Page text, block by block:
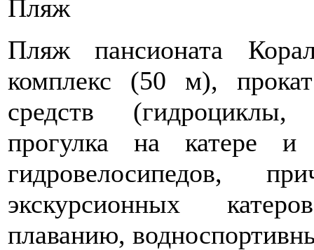
Пляж
Пляж пансионата
комплекс (50 м),
средств (гидроциклы,
прогулка на катере
гидровелосипедов,
экскурсионных
плаванию,